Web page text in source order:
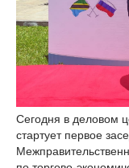
Сегодня в деловом
стартует первое